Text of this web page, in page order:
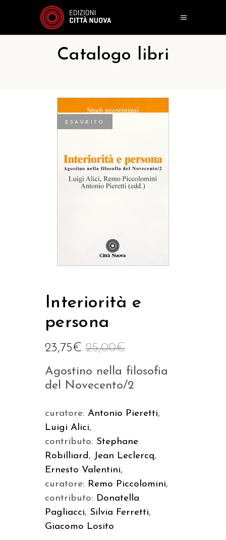
Catalogo libri
ESAURITO
Interiorità e
persona
25,00€
23,75€
Agostino nella filosofia
del Novecento/2
curatore: Antonio Pieretti,
Luigi Alici,
contributo: Stephane
Robilliard, Jean Leclercq,
Ernesto Valentini,
curatore: Remo Piccolomini,
contributo: Donatella
Pagliacci, Silvia Ferretti,
Giacomo Losito